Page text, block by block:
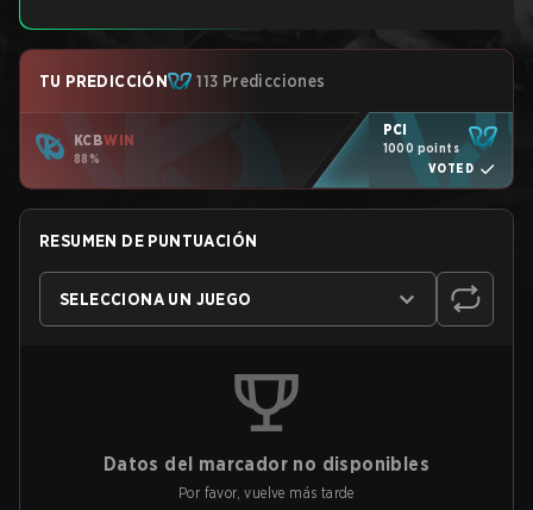
TU PREDICCIÓN 113 Predicciones
KCBWIN
88%
PCI
1000 points
VOTED
RESUMEN DE PUNTUACIÓN
SELECCIONA UN JUEGO
Datos del marcador no disponibles
Por favor, vuelve más tarde